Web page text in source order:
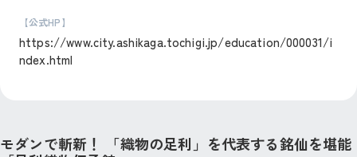
【公式HP】
https://www.city.ashikaga.tochigi.jp/education/000031/i
ndex.html
モダンで斬新！ 「織物の足利」を代表する銘仙を堪能